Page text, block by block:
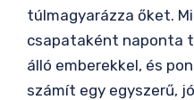
túlmagyarázza őket.
csapataként naponta
álló emberekkel, és
számít egy egyszerű,